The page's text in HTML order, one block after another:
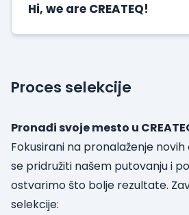
Hi, we are CREATEQ!
Proces selekcije
Pronađi svoje mesto u
Fokusirani na pronalaženje
se pridružiti našem putovanju i
ostvarimo što bolje rezultate.
selekcije: